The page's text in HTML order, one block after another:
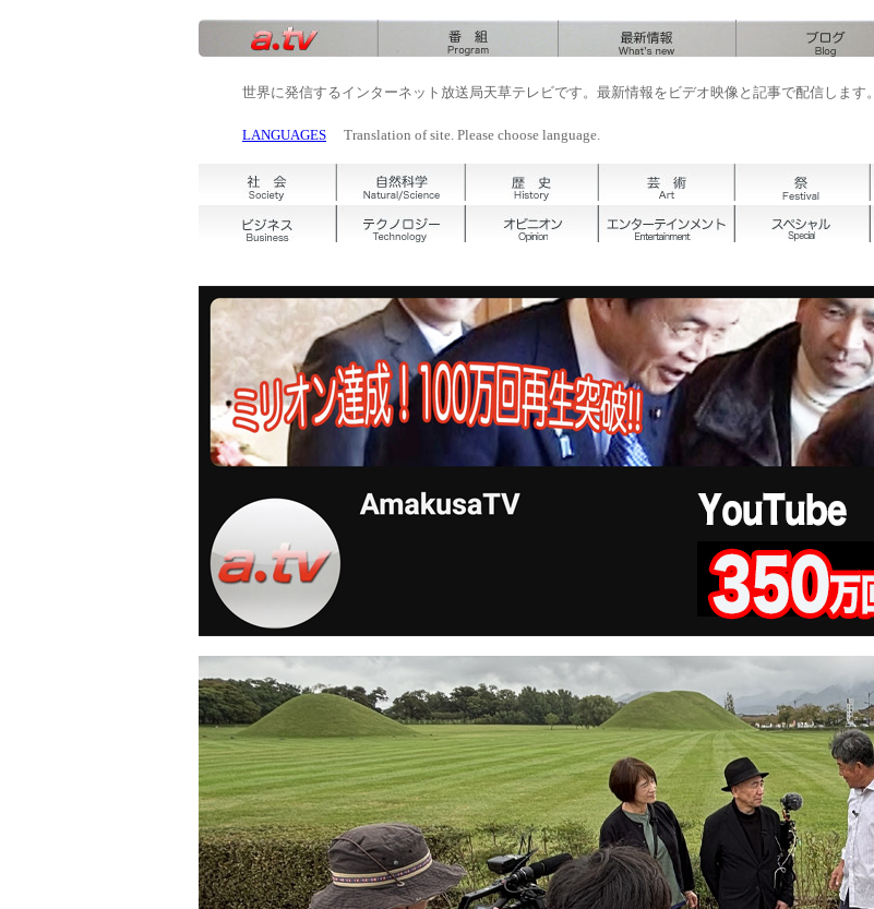
世界に発信するインターネット放送局天草テレビです。最新情報をビデオ映像と記事で配信します。
LANGUAGES Translation of site. Please choose language.